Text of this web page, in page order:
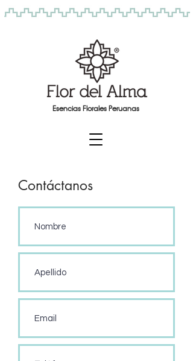
Esencias Florales Peruanas
Contáctanos